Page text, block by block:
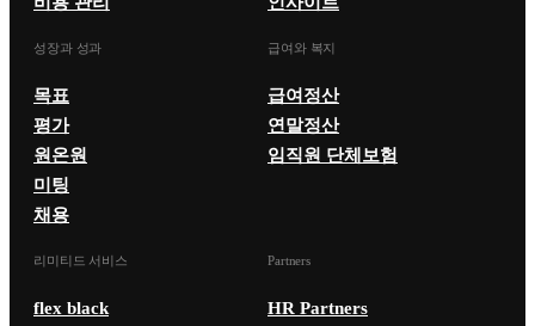
성장과 성과
목표
평가
원온원
미팅
채용
급여와 복지
급여정산
연말정산
임직원 단체보험
리미티드 서비스
flex black
Partners
HR Partners